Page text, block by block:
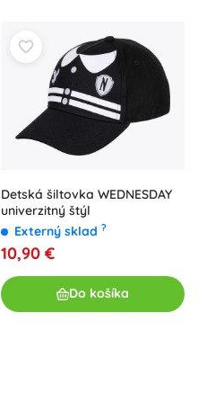
Detská šiltovka WEDNESDAY
univerzitný štýl
Externý sklad ?
10,90 €
Do košíka